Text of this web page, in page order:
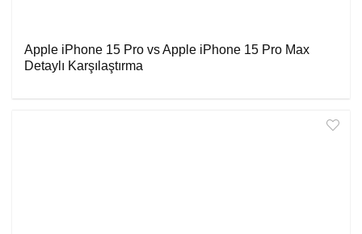
Apple iPhone 15 Pro vs Apple iPhone 15 Pro Max
Detaylı Karşılaştırma